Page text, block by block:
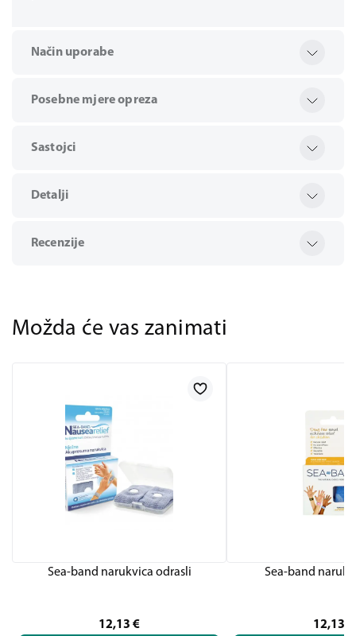
Način uporabe
Posebne mjere opreza
Sastojci
Detalji
Recenzije
Možda će vas zanimati
Sea-band narukvica odrasli
12,13 €
Sea-band
12,13